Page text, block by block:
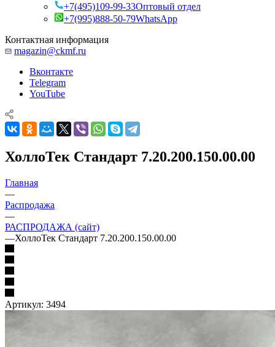
+7(495)109-99-33Оптовый отдел
+7(995)888-50-79WhatsApp
Контактная информация
magazin@ckmf.ru
Вконтакте
Telegram
YouTube
ХоллоТек Стандарт 7.20.200.150.00.00
Главная
—
Распродажа
—
РАСПРОДАЖА (сайт)
—ХоллоТек Стандарт 7.20.200.150.00.00
Артикул: 3494